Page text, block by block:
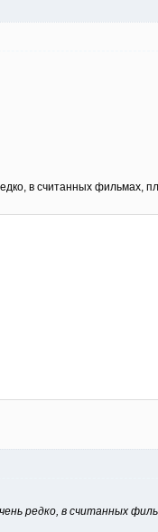
в считанных фильмах,
редко, в считанных